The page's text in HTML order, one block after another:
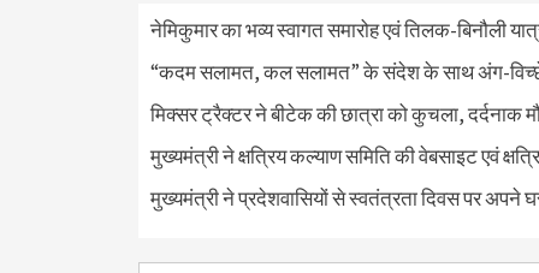
नेमिकुमार का भव्य स्वागत समारोह एवं तिलक-बिनौली
“कदम सलामत, कल सलामत” के संदेश के साथ अंग-
मिक्सर ट्रैक्टर ने बीटेक की छात्रा को कुचला, दर्दनाक
मुख्यमंत्री ने क्षत्रिय कल्याण समिति की वेबसाइट एवं
मुख्यमंत्री ने प्रदेशवासियों से स्वतंत्रता दिवस पर अपने